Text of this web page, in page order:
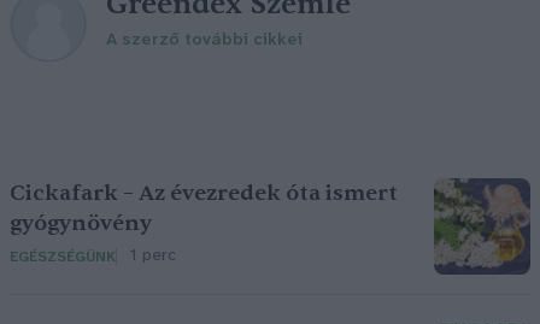
A szerző további cikkei
Cickafark – Az évezredek óta ismert
gyógynövény
EGÉSZSÉGÜNK 1 perc